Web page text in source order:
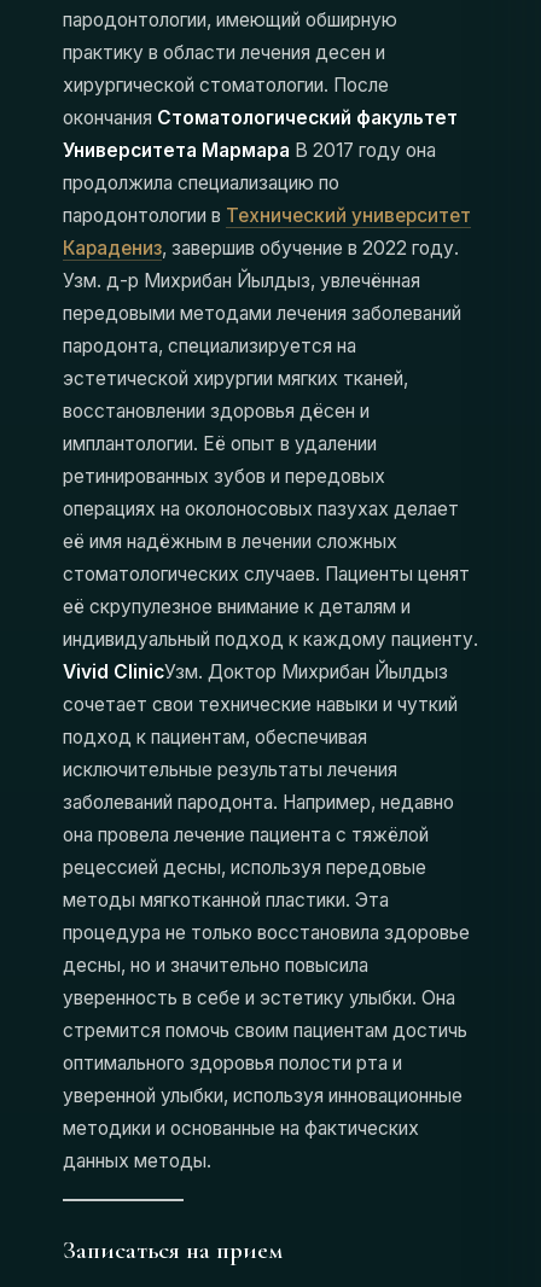
пародонтологии, имеющий обширную
практику в области лечения десен и
хирургической стоматологии. После
окончания Стоматологический факультет
Университета Мармара В 2017 году она
продолжила специализацию по
пародонтологии в Технический университет
Карадениз, завершив обучение в 2022 году.
Узм. д-р Михрибан Йылдыз, увлечённая
передовыми методами лечения заболеваний
пародонта, специализируется на
эстетической хирургии мягких тканей,
восстановлении здоровья дёсен и
имплантологии. Её опыт в удалении
ретинированных зубов и передовых
операциях на околоносовых пазухах делает
её имя надёжным в лечении сложных
стоматологических случаев. Пациенты ценят
её скрупулезное внимание к деталям и
индивидуальный подход к каждому пациенту.
Vivid ClinicУзм. Доктор Михрибан Йылдыз
сочетает свои технические навыки и чуткий
подход к пациентам, обеспечивая
исключительные результаты лечения
заболеваний пародонта. Например, недавно
она провела лечение пациента с тяжёлой
рецессией десны, используя передовые
методы мягкотканной пластики. Эта
процедура не только восстановила здоровье
десны, но и значительно повысила
уверенность в себе и эстетику улыбки. Она
стремится помочь своим пациентам достичь
оптимального здоровья полости рта и
уверенной улыбки, используя инновационные
методики и основанные на фактических
данных методы.
Записаться на прием